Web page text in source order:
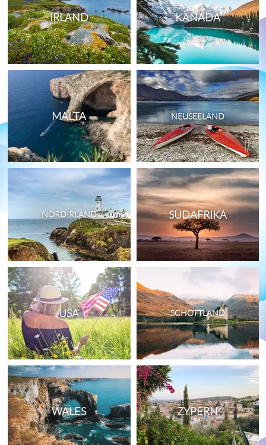
IRLAND KANADA
MALTA NEUSEELAND
NORDIRLAND SÜDAFRIKA
USA SCHOTTLAND
WALES ZYPERN